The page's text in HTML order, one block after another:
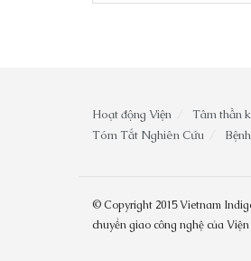
Hoạt động Viện Tâm thần
Tóm Tắt Nghiên Cứu
© Copyright 2015 Vietnam
chuyển giao công nghệ của